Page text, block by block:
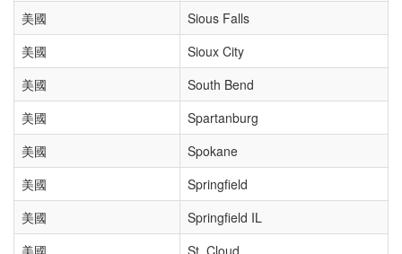
美國
Sious Falls
美國
Sioux City
美國
South Bend
美國
Spartanburg
美國
Spokane
美國
Springfield
美國
Springfield IL